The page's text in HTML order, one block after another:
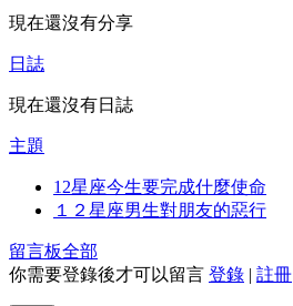
現在還沒有分享
日誌
現在還沒有日誌
主題
12星座今生要完成什麼使命
１２星座男生對朋友的惡行
留言板全部
你需要登錄後才可以留言 登錄 | 註冊